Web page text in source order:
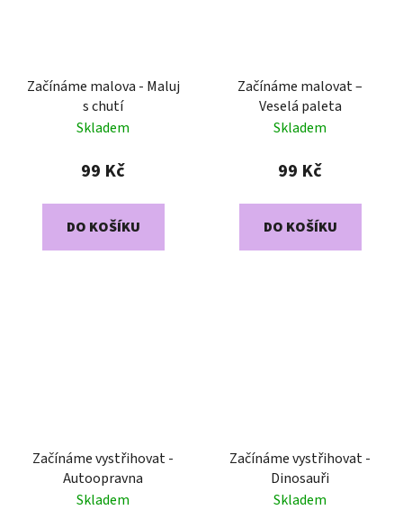
Začínáme malova - Maluj
s chutí
Skladem
99 Kč
DO KOŠÍKU
Začínáme malovat –
Veselá paleta
Skladem
99 Kč
DO KOŠÍKU
Začínáme vystřihovat -
Autoopravna
Skladem
Začínáme vystřihovat -
Dinosauři
Skladem